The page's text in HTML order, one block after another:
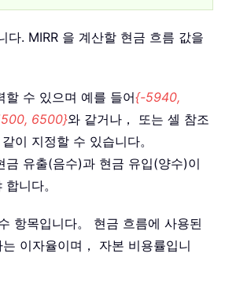
다. MIRR 을 계산할 현금 흐름 값을
할 수 있으며 예를 들어{-5940,
6500}와 같거나， 또는 셀 참조
이 지정할 수 있습니다。
금 유출(음수)과 현금 유입(양수)이
니다。
항목입니다。 현금 흐름에 사용된
이자율이며， 자본 비용률입니